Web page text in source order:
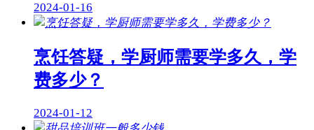
2024-01-16
烹饪答疑，学厨师需要学多久，学
费多少？
2024-01-12